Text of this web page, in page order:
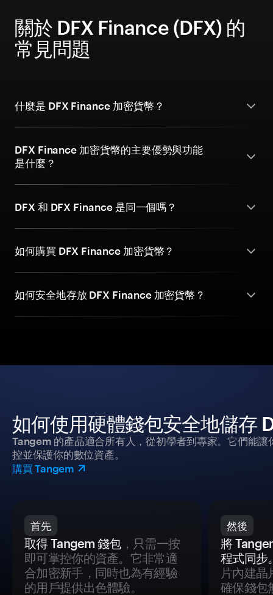
關於 DFX Finance (DFX) 的
常見問題
什麼是 DFX Finance 加密貨幣？
DFX Finance 加密貨幣的主要優勢與功能
是什麼？
DFX 和 DFX Finance 是同一個嗎？
如何購買 DFX Finance 加密貨幣？
如何安全地存放 DFX Finance 加密貨幣？
如何使用硬體錢包安全地儲存
Tangem 的產品適合所有人，從初學者到專家。它們能
控並保護你的數位資產。
購買 Tangem
首先
取得 Tangem 錢包，只需一按
即可掌控你的資產。它非常適
合加密新手，同時也為有經驗
的用戶提供出色體驗。
然後
將
程式同步
片內建晶
確保錢包